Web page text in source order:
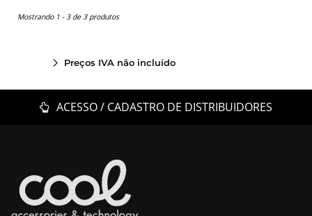
Mostrando 1 - 3 de 3 produtos
Preços IVA não incluído
ACESSO / CADASTRO DE DISTRIBUIDORES